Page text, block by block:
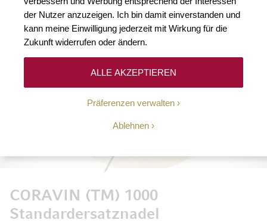
der Nutzer anzuzeigen. Ich bin damit einverstanden und
kann meine Einwilligung jederzeit mit Wirkung für die
Zukunft widerrufen oder ändern.
Präferenzen verwalten
Ablehnen
ALLE AKZEPTIEREN
CORAVIN (TM) 1000
Standardersatznadel